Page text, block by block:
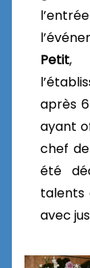
Petit,
après
ayant
chef
été
talents
avec